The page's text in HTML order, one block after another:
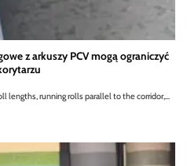
z arkuszy PCV mogą ograniczyć
lengths, running rolls parallel to the corridor,...